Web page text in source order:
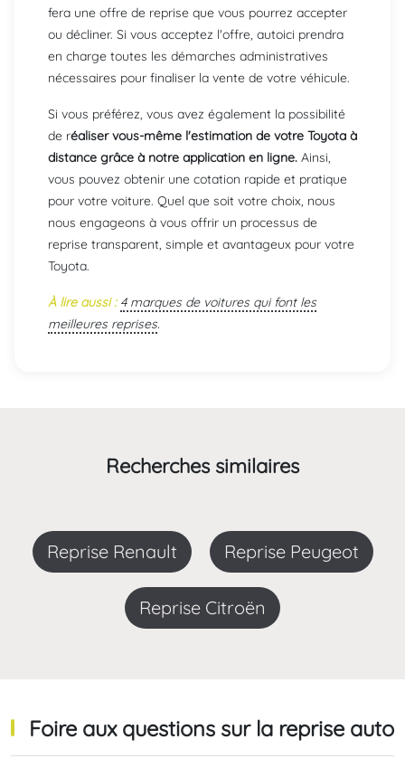
fera une offre de reprise que vous pourrez accepter
ou décliner. Si vous acceptez l'offre, autoici prendra
en charge toutes les démarches administratives
nécessaires pour finaliser la vente de votre véhicule.
Si vous préférez, vous avez également la possibilité
de réaliser vous-même l'estimation de votre Toyota à
distance grâce à notre application en ligne. Ainsi,
vous pouvez obtenir une cotation rapide et pratique
pour votre voiture. Quel que soit votre choix, nous
nous engageons à vous offrir un processus de
reprise transparent, simple et avantageux pour votre
Toyota.
À lire aussi : 4 marques de voitures qui font les
meilleures reprises.
Recherches similaires
Reprise Renault Reprise Peugeot
Reprise Citroën
Foire aux questions sur la reprise auto